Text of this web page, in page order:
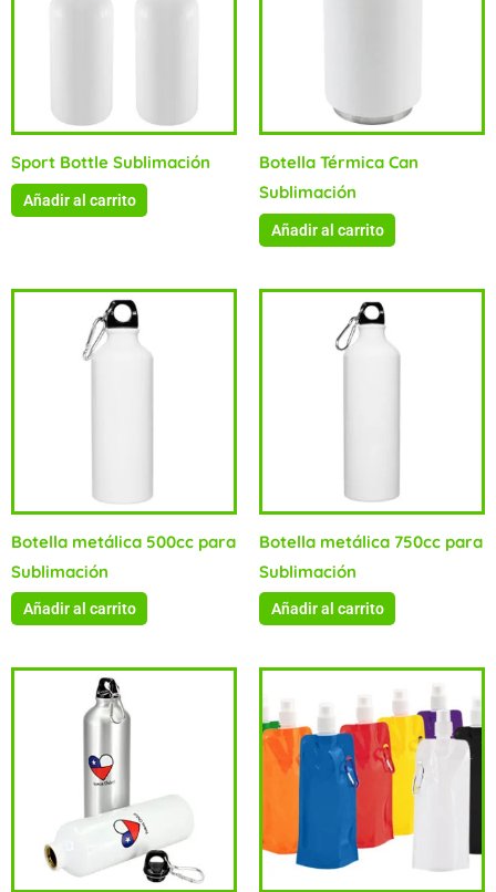
Sport Bottle Sublimación
Añadir al carrito
Botella Térmica Can
Sublimación
Añadir al carrito
Botella metálica 500cc para
Sublimación
Añadir al carrito
Botella metálica 750cc para
Sublimación
Añadir al carrito